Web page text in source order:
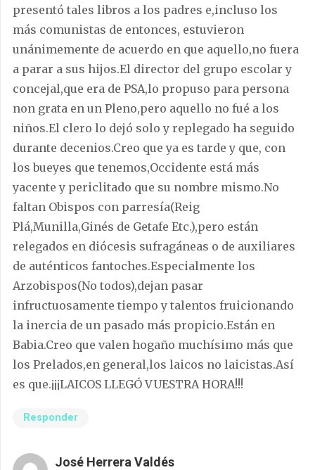
presentó tales libros a los padres e,incluso los
más comunistas de entonces, estuvieron
unánimemente de acuerdo en que aquello,no fuera
a parar a sus hijos.El director del grupo escolar y
concejal,que era de PSA,lo propuso para persona
non grata en un Pleno,pero aquello no fué a los
niños.El clero lo dejó solo y replegado ha seguido
durante decenios.Creo que ya es tarde y que, con
los bueyes que tenemos,Occidente está más
yacente y periclitado que su nombre mismo.No
faltan Obispos con parresía(Reig
Plá,Munilla,Ginés de Getafe Etc.),pero están
relegados en diócesis sufragáneas o de auxiliares
de auténticos fantoches.Especialmente los
Arzobispos(No todos),dejan pasar
infructuosamente tiempo y talentos fruicionando
la inercia de un pasado más propicio.Están en
Babia.Creo que valen hogaño muchísimo más que
los Prelados,en general,los laicos no laicistas.Así
es que.¡¡¡LAICOS LLEGÓ VUESTRA HORA!!!
Responder
José Herrera Valdés